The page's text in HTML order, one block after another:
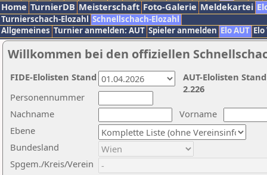
Home TurnierDB Meisterschaft Foto-Galerie Meldekartei
Turnierschach-Elozahl Schnellschach-Elozahl
Allgemeines Turnier anmelden: AUT Spieler anmelden Elo AUT
Willkommen bei den offiziellen
Nachname
Vorname
Ebene
Personennummer
Bundesland
Spgem./Kreis/Verein
AUT-Elolisten
2.226
FIDE-Elolisten Stand